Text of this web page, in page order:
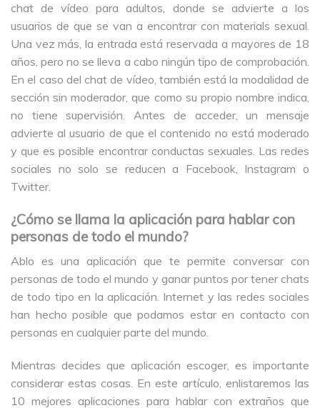
chat de vídeo para adultos, donde se advierte a los
usuarios de que se van a encontrar con materials sexual.
Una vez más, la entrada está reservada a mayores de 18
años, pero no se lleva a cabo ningún tipo de comprobación.
En el caso del chat de vídeo, también está la modalidad de
sección sin moderador, que como su propio nombre indica,
no tiene supervisión. Antes de acceder, un mensaje
advierte al usuario de que el contenido no está moderado
y que es posible encontrar conductas sexuales. Las redes
sociales no solo se reducen a Facebook, Instagram o
Twitter.
¿Cómo se llama la aplicación para hablar con
personas de todo el mundo?
Ablo es una aplicación que te permite conversar con
personas de todo el mundo y ganar puntos por tener chats
de todo tipo en la aplicación. Internet y las redes sociales
han hecho posible que podamos estar en contacto con
personas en cualquier parte del mundo.
Mientras decides que aplicación escoger, es importante
considerar estas cosas. En este artículo, enlistaremos las
10 mejores aplicaciones para hablar con extraños que